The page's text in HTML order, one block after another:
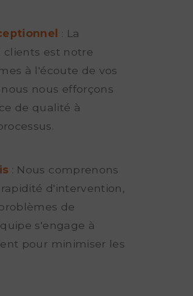
: La
clients est notre
à l'écoute de vos
nous efforçons
de qualité à
: Nous comprenons
d'intervention,
de
s'engage à
pour minimiser les